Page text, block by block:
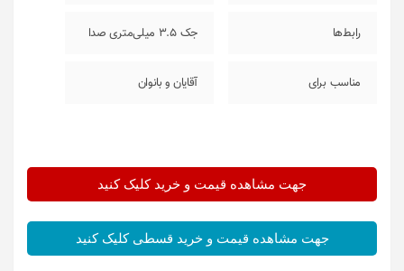
رابط‌ها جک 3.5 میلی‌متری صدا
مناسب برای آقایان و بانوان
جهت مشاهده قیمت و خرید کلیک کنید
جهت مشاهده قیمت و خرید قسطی کلیک کنید